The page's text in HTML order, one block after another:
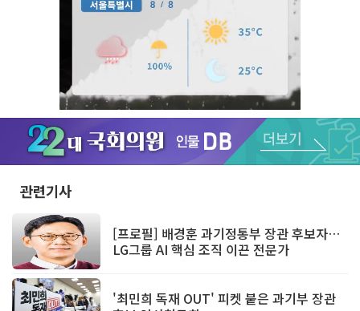
Unmute
관련기사
[프로필] 배경훈 과기정통부 장관 후보자…
LG그룹 AI 핵심 조직 이끈 전문가
'최민희 독재 OUT' 피켓 붙은 과기부 장관